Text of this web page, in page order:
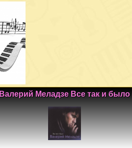
Валерий Меладзе Все так и было